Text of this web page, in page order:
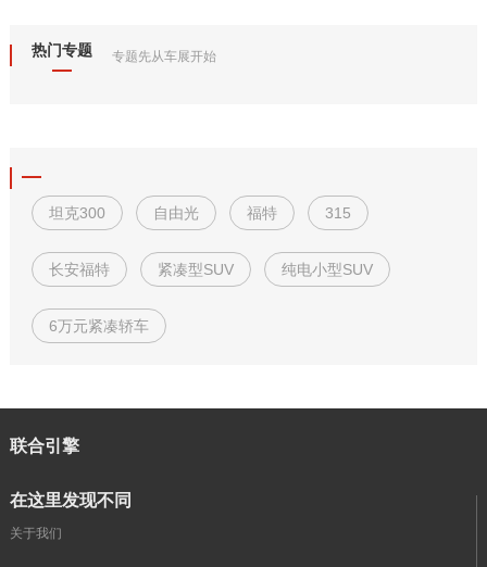
热门专题 专题先从车展开始
坦克300 自由光 福特 315
长安福特 紧凑型SUV 纯电小型SUV
6万元紧凑轿车
联合引擎
在这里发现不同
关于我们